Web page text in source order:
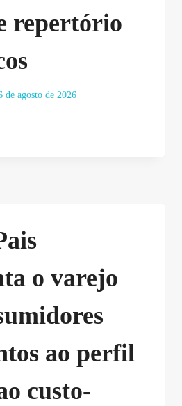
repertório
de agosto de 2026
o varejo
ao perfil
custo-